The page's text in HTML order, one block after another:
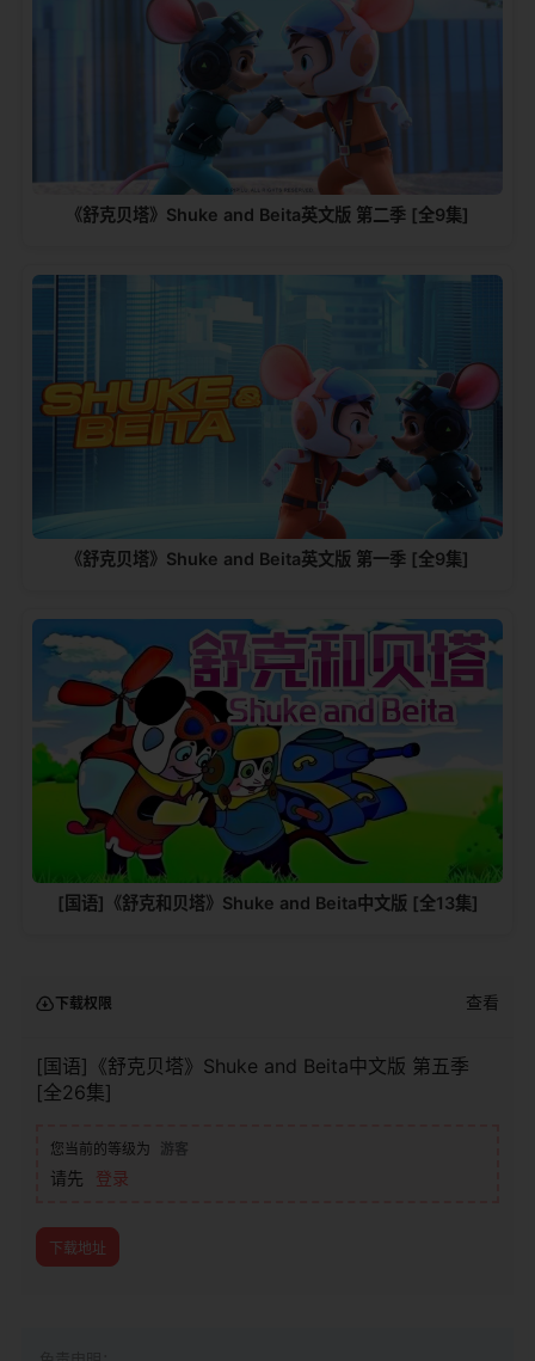
《舒克贝塔》Shuke and Beita英文版 第二季 [全9集]
《舒克贝塔》Shuke and Beita英文版 第一季 [全9集]
[国语]《舒克和贝塔》Shuke and Beita中文版 [全13集]
下载权限 查看
[国语]《舒克贝塔》Shuke and Beita中文版 第五季
[全26集]
您当前的等级为 游客
请先 登录
下载地址